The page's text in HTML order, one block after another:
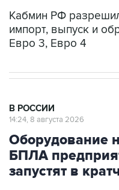
Кабмин РФ
импорт, выпуск и
Евро 3, Евро 4
В РОССИИ
14:24, 8 августа 2026
Оборудование
БПЛА
запустят в